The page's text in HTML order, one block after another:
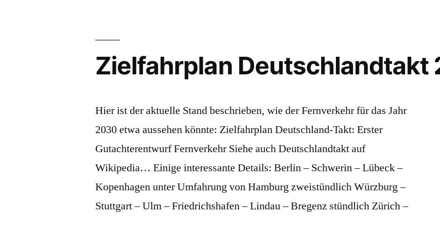
Zielfahrplan Deutschlandtakt
Hier ist der aktuelle Stand beschrieben, wie der Fernverkehr für das Jahr
2030 etwa aussehen könnte: Zielfahrplan Deutschland-Takt: Erster
Gutachterentwurf Fernverkehr Siehe auch Deutschlandtakt auf
Wikipedia… Einige interessante Details: Berlin – Schwerin – Lübeck –
Kopenhagen unter Umfahrung von Hamburg zweistündlich Würzburg –
Stuttgart – Ulm – Friedrichshafen – Lindau – Bregenz stündlich Zürich –